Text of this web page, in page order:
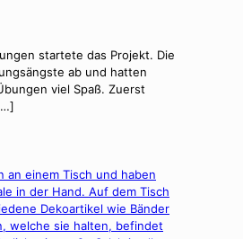
startete das Pro­jekt. Die
ab und hat­ten
viel Spaß. Zuerst